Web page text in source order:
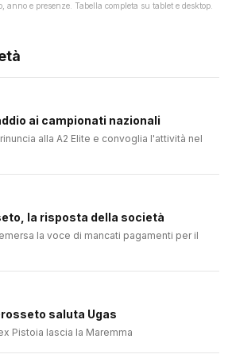
anno e presenze. Tabella completa su tablet e desktop.
ai campionati nazionali
alla A2 Elite e convoglia l'attività nel
la risposta della società
la voce di mancati pagamenti per il
saluta Ugas
Pistoia lascia la Maremma